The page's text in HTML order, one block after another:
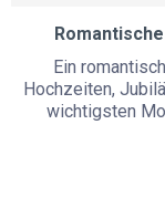
Ein
Hochzeiten,
wichtigsten